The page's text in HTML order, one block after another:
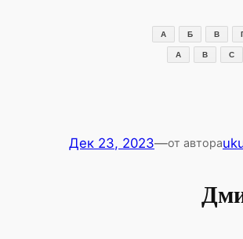
А Б В
A B C
Дек 23, 2023—от автора